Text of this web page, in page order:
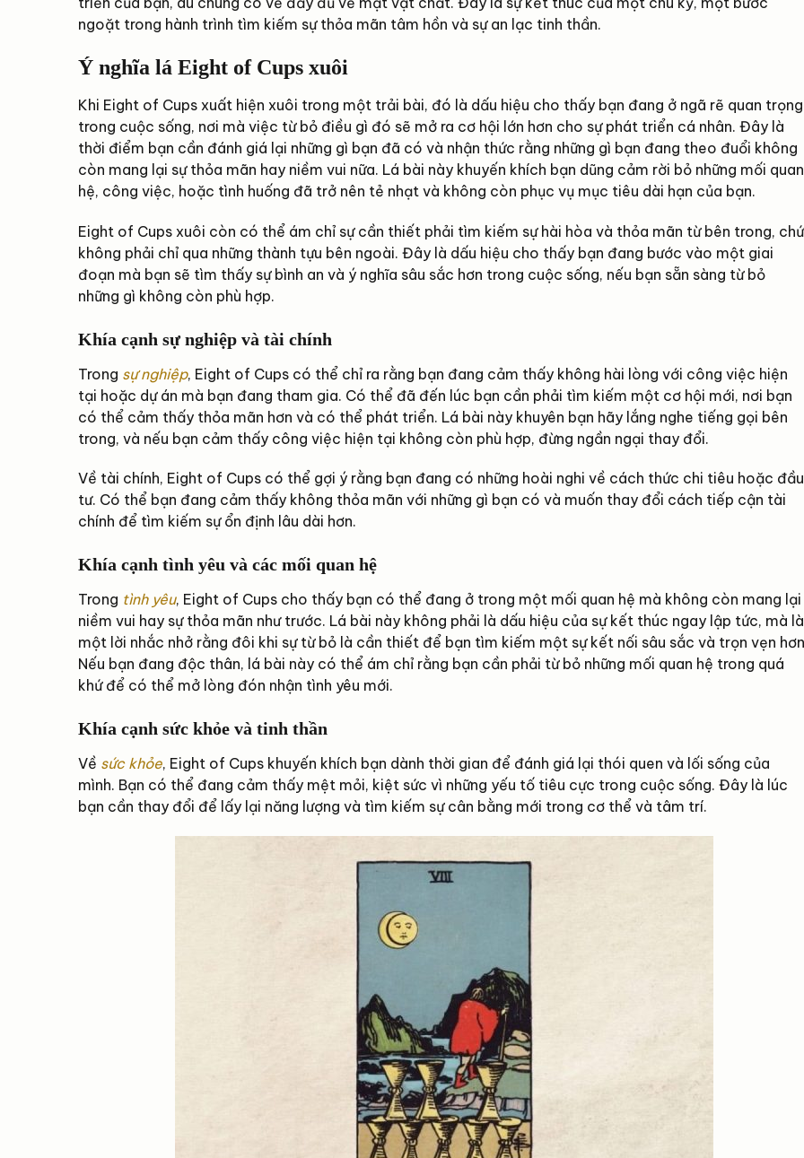
ngoặt trong hành trình tìm kiếm sự thỏa mãn tâm hồn và sự an lạc tinh thần.
Ý nghĩa lá Eight of Cups xuôi
Khi Eight of Cups xuất hiện xuôi trong một trải bài, đó là dấu hiệu cho thấy bạn đang ở ngã rẽ quan trọng
trong cuộc sống, nơi mà việc từ bỏ điều gì đó sẽ mở ra cơ hội lớn hơn cho sự phát triển cá nhân. Đây là
thời điểm bạn cần đánh giá lại những gì bạn đã có và nhận thức rằng những gì bạn đang theo đuổi không
còn mang lại sự thỏa mãn hay niềm vui nữa. Lá bài này khuyến khích bạn dũng cảm rời bỏ những mối quan
hệ, công việc, hoặc tình huống đã trở nên tẻ nhạt và không còn phục vụ mục tiêu dài hạn của bạn.
Eight of Cups xuôi còn có thể ám chỉ sự cần thiết phải tìm kiếm sự hài hòa và thỏa mãn từ bên trong, chứ
không phải chỉ qua những thành tựu bên ngoài. Đây là dấu hiệu cho thấy bạn đang bước vào một giai
đoạn mà bạn sẽ tìm thấy sự bình an và ý nghĩa sâu sắc hơn trong cuộc sống, nếu bạn sẵn sàng từ bỏ
những gì không còn phù hợp.
Khía cạnh sự nghiệp và tài chính
Trong sự nghiệp, Eight of Cups có thể chỉ ra rằng bạn đang cảm thấy không hài lòng với công việc hiện
tại hoặc dự án mà bạn đang tham gia. Có thể đã đến lúc bạn cần phải tìm kiếm một cơ hội mới, nơi bạn
có thể cảm thấy thỏa mãn hơn và có thể phát triển. Lá bài này khuyên bạn hãy lắng nghe tiếng gọi bên
trong, và nếu bạn cảm thấy công việc hiện tại không còn phù hợp, đừng ngần ngại thay đổi.
Về tài chính, Eight of Cups có thể gợi ý rằng bạn đang có những hoài nghi về cách thức chi tiêu hoặc đầu
tư. Có thể bạn đang cảm thấy không thỏa mãn với những gì bạn có và muốn thay đổi cách tiếp cận tài
chính để tìm kiếm sự ổn định lâu dài hơn.
Khía cạnh tình yêu và các mối quan hệ
Trong tình yêu, Eight of Cups cho thấy bạn có thể đang ở trong một mối quan hệ mà không còn mang lại
niềm vui hay sự thỏa mãn như trước. Lá bài này không phải là dấu hiệu của sự kết thúc ngay lập tức, mà là
một lời nhắc nhở rằng đôi khi sự từ bỏ là cần thiết để bạn tìm kiếm một sự kết nối sâu sắc và trọn vẹn
Nếu bạn đang độc thân, lá bài này có thể ám chỉ rằng bạn cần phải từ bỏ những mối quan hệ trong quá
khứ để có thể mở lòng đón nhận tình yêu mới.
Khía cạnh sức khỏe và tinh thần
Về sức khỏe, Eight of Cups khuyến khích bạn dành thời gian để đánh giá lại thói quen và lối sống của
mình. Bạn có thể đang cảm thấy mệt mỏi, kiệt sức vì những yếu tố tiêu cực trong cuộc sống. Đây là lúc
bạn cần thay đổi để lấy lại năng lượng và tìm kiếm sự cân bằng mới trong cơ thể và tâm trí.